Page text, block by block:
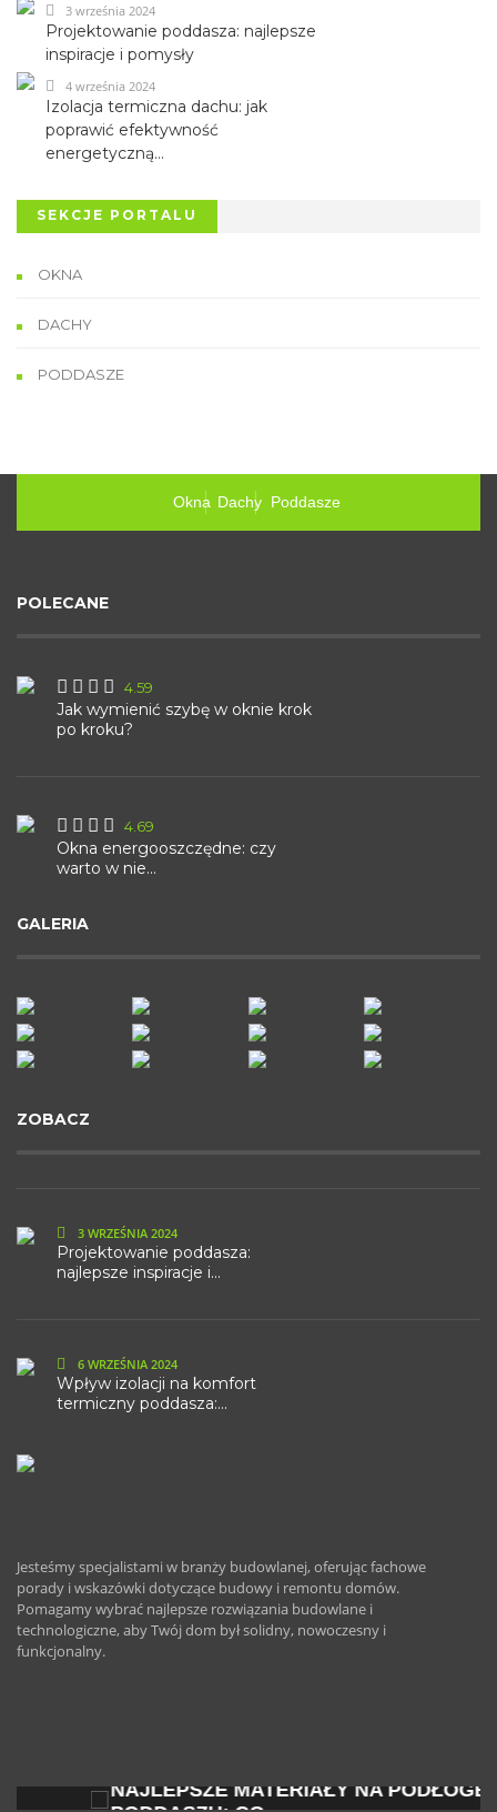
Projektowanie poddasza: najlepsze
inspiracje i pomysły
3 września 2024
Izolacja termiczna dachu: jak
poprawić efektywność
energetyczną...
4 września 2024
SEKCJE PORTALU
OKNA
DACHY
PODDASZE
Okna Dachy Poddasze
POLECANE
Jak wymienić szybę w oknie krok
po kroku?
4.59
Okna energooszczędne: czy
warto w nie...
4.69
GALERIA
ZOBACZ
Projektowanie poddasza:
najlepsze inspiracje i...
3 WRZEŚNIA 2024
Wpływ izolacji na komfort
termiczny poddasza:...
6 WRZEŚNIA 2024
Jesteśmy specjalistami w branży budowlanej, oferując fachowe
porady i wskazówki dotyczące budowy i remontu domów.
Pomagamy wybrać najlepsze rozwiązania budowlane i
technologiczne, aby Twój dom był solidny, nowoczesny i
funkcjonalny.
NAJLEPSZE MATERIAŁY NA PODŁOGĘ NA